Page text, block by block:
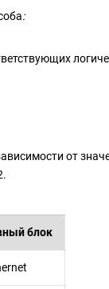
:
от
блок